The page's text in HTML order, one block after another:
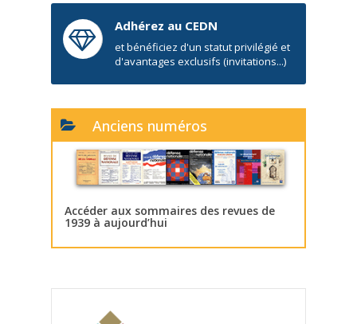
Adhérez au CEDN
et bénéficiez d'un statut privilégié et
d'avantages exclusifs (invitations...)
Anciens numéros
Accéder aux sommaires des revues de
1939 à aujourd’hui